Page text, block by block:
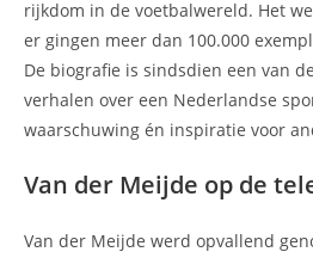
rijkdom in de voetbalwereld. Het
er gingen meer dan 100.000
De biografie is sindsdien een van
verhalen over een Nederlandse
waarschuwing én inspiratie voor
Van der Meijde op de
Van der Meijde werd opvallend